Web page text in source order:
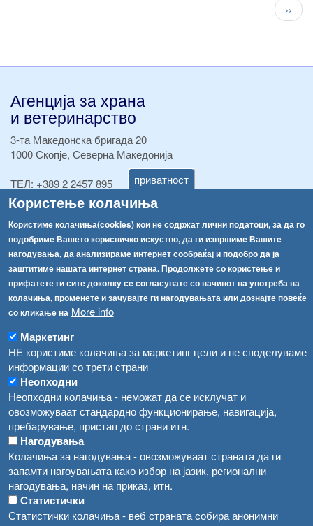
приватност
Користење колачиња
Користиме колачиња(cookies) кои не содржат лични податоци, за да го
подобриме Вашето корисничко искуство, да ги извршиме Вашите
нагодувања, да анализираме интернет сообраќај и подобро да ја
заштитиме нашата интернет страна. Продолжете со користење и
прифатете ги сите доколку се согласувате со начинот на употреба на
колачиња, променете и зачувајте ги нагодувањата или дознајте повеќе
со кликање на More info
Маркетинг
НЕ користиме колачиња за маркетинг цели и не споделуваме
информации со трети страни
Неопходни
Неопходни колачиња - неможат да се исклучат и
овозможуваат стандардно функционирање, навигација,
пребарување, пристап до страни итн.
Нагодувања
Колачиња за нагодувања - овозможуваат страната да ги
запамти нагоувањата како избор на јазик, регионални
нагодувања, начин на приказ, итн.
Статистички
Статистички колачиња - веб страната собира анонимни
››
Агенција за храна
и ветеринарство
3-та Македонска бригада 20
1000 Скопје, Северна Македонија
ТЕЛ: +389 2 2457 895
ТЕЛ:+389 2 2457 873
Факс:+389 2 2457 893
Факс:+389 2 2457 871
info@fva.gov.mk
[АХВ-претходна страна]
Соопштенија
Република Бугарија ги засили официјалните контроли при увоз на свежо овошје и зеленчук
Високите температури ризик од труење со храна, опасни се и за животните
Водата во Гостивар може да се користи како техничка, продолжува испораката на флаширана вода
Во Гостивар спроведени 70 вонредни контроли
Забраната за водата во Гостивар останува на сила, операторите да користат само технички безбедна вода
Навигација
Архива
Обрасци
Огласи